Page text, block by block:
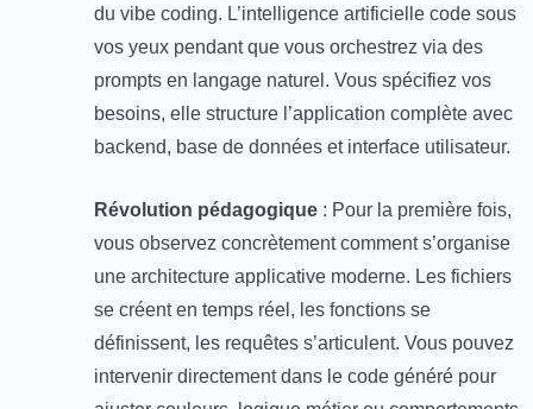
du vibe coding. L’intelligence artificielle code sous
vos yeux pendant que vous orchestrez via des
prompts en langage naturel. Vous spécifiez vos
besoins, elle structure l’application complète avec
backend, base de données et interface utilisateur.
Révolution pédagogique : Pour la première fois,
vous observez concrètement comment s’organise
une architecture applicative moderne. Les fichiers
se créent en temps réel, les fonctions se
définissent, les requêtes s’articulent. Vous pouvez
intervenir directement dans le code généré pour